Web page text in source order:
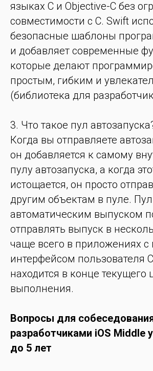
языках C и Objective-C без
совместимости с C. Swift
безопасные шаблоны
и добавляет современные
которые делают
простым, гибким и
(библиотека для
3. Что такое пул
Когда вы отправляете
он добавляется к самому
пулу автозапуска, а когда
истощается, он просто
другим объектам в пуле.
автоматическим выпуском
отправлять выпуск в
чаще всего в приложениях с
интерфейсом пользователя
находится в конце текущего
выполнения.
Вопросы для
разработчиками iOS Middle
до 5 лет